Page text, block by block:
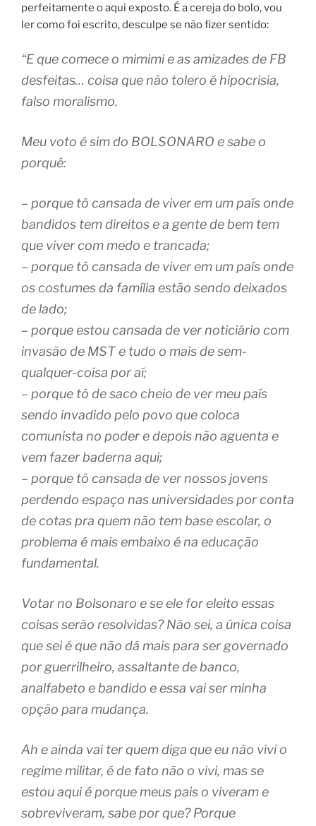
perfeitamente o aqui exposto. É a cereja do bolo, vou
ler como foi escrito, desculpe se não fizer sentido:
“E que comece o mimimi e as amizades de FB
desfeitas… coisa que não tolero é hipocrisia,
falso moralismo.
Meu voto é sim do BOLSONARO e sabe o
porquê:
– porque tô cansada de viver em um país onde
bandidos tem direitos e a gente de bem tem
que viver com medo e trancada;
– porque tô cansada de viver em um país onde
os costumes da família estão sendo deixados
de lado;
– porque estou cansada de ver noticiário com
invasão de MST e tudo o mais de sem-
qualquer-coisa por aí;
– porque tô de saco cheio de ver meu país
sendo invadido pelo povo que coloca
comunista no poder e depois não aguenta e
vem fazer baderna aqui;
– porque tô cansada de ver nossos jovens
perdendo espaço nas universidades por conta
de cotas pra quem não tem base escolar, o
problema é mais embaixo é na educação
fundamental.
Votar no Bolsonaro e se ele for eleito essas
coisas serão resolvidas? Não sei, a única coisa
que sei é que não dá mais para ser governado
por guerrilheiro, assaltante de banco,
analfabeto e bandido e essa vai ser minha
opção para mudança.
Ah e ainda vai ter quem diga que eu não vivi o
regime militar, é de fato não o vivi, mas se
estou aqui é porque meus pais o viveram e
sobreviveram, sabe por que? Porque